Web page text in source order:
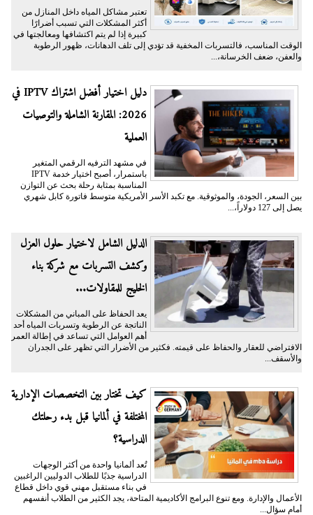
تعتبر مشاكل المياه داخل المنازل من
أكثر المشكلات التي تسبب أضرارًا
كبيرة إذا لم يتم اكتشافها ومعالجتها في
الوقت المناسب، فالتسربات المخفية قد تؤدي إلى تلف الدهانات، ظهور الرطوبة
والعفن، ضعف الخرسانة،...
دليل اختيار أفضل اشتراك IPTV في
2026: المقارنة الشاملة والتوصيات
العملية
في مشهد الترفيه الرقمي المتغير
باستمرار، أصبح اختيار خدمة IPTV
المناسبة بمثابة رحلة بحث عن التوازن
بين السعر، الجودة، والموثوقية. مع تكبد الأسر الأمريكية متوسط فاتورة كابل شهري
يصل إلى 127 دولاراً،...
الدليل الشامل لاختيار حلول العزل
وكشف التسربات مع شركة بناء
الخليج للمقاولات...
يعد الحفاظ على المباني من المشكلات
الناتجة عن الرطوبة وتسربات المياه أحد
أهم العوامل التي تساعد في إطالة العمر
الافتراضي للعقار والحفاظ على قيمته. فكثير من الأضرار التي تظهر على الجدران
والأسقف...
كيف تختار بين التخصصات الإدارية
المختلفة في ألمانيا قبل بدء رحلتك
الدراسية؟
تُعد ألمانيا واحدة من أكثر الوجهات
الدراسية جذبًا للطلاب الدوليين الراغبين
في بناء مستقبل مهني قوي داخل قطاع
الأعمال والإدارة. ومع تنوع البرامج الأكاديمية المتاحة، يجد الكثير من الطلاب أنفسهم
أمام سؤال...